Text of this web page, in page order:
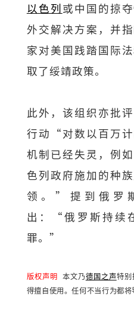
以色列或中国的掠
外交解决方案，并
家对美国践踏国际
取了绥靖政策。
此外，该组织亦批
行动“对数以百万
机制已经失灵，例
色列政府施加的种
领。”提到俄罗
出：“俄罗斯持续
罪。”
版权声明 本文乃德国之声特
得擅自使用。任何不当行为都将